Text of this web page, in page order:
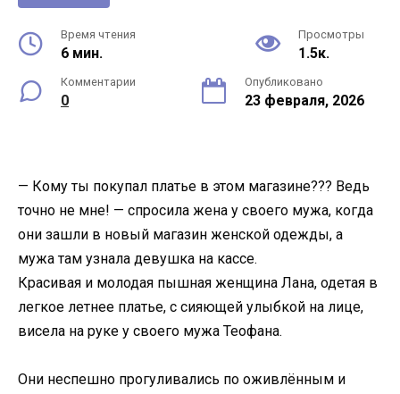
Время чтения
6 мин.
Просмотры
1.5к.
Комментарии
0
Опубликовано
23 февраля, 2026
— Кому ты покупал платье в этом магазине??? Ведь
точно не мне! — спросила жена у своего мужа, когда
они зашли в новый магазин женской одежды, а
мужа там узнала девушка на кассе.
Красивая и молодая пышная женщина Лана, одетая в
легкое летнее платье, с сияющей улыбкой на лице,
висела на руке у своего мужа Теофана.
Они неспешно прогуливались по оживлённым и